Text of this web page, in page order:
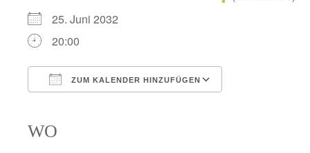
25. Juni 2032
20:00
ZUM KALENDER HINZUFÜGEN
WO